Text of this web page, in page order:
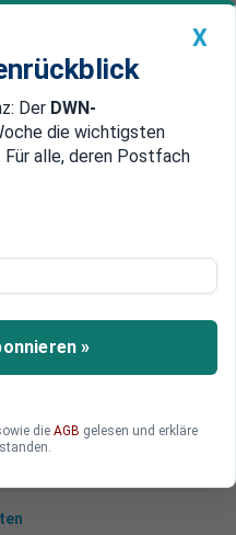
Geldanlage Premium
China
Fall
Taliban
X
Der DWN-
die wichtigsten
alle, deren Postfach
»
die AGB gelesen und erkläre